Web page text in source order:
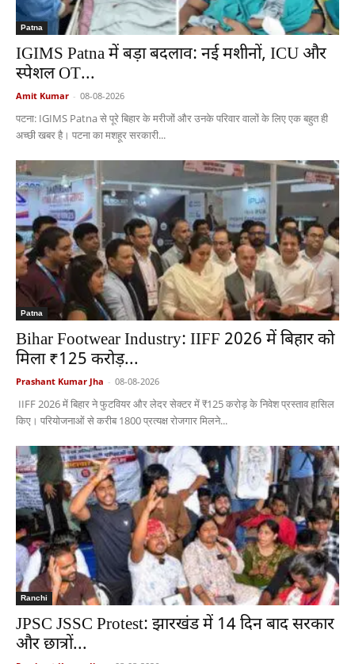
Patna
IGIMS Patna में बड़ा बदलाव: नई मशीनों, ICU और
स्पेशल OT...
Amit Kumar - 08-08-2026
पटना: IGIMS Patna से पूरे बिहार के मरीजों और उनके परिवार वालों के लिए एक बहुत ही
अच्छी खबर है। पटना का मशहूर सरकारी...
Patna
Bihar Footwear Industry: IIFF 2026 में बिहार को
मिला ₹125 करोड़...
Prashant Kumar Jha - 08-08-2026
IIFF 2026 में बिहार ने फुटवियर और लेदर सेक्टर में ₹125 करोड़ के निवेश प्रस्ताव हासिल
किए। परियोजनाओं से करीब 1800 प्रत्यक्ष रोजगार मिलने...
Ranchi
JPSC JSSC Protest: झारखंड में 14 दिन बाद सरकार
और छात्रों...